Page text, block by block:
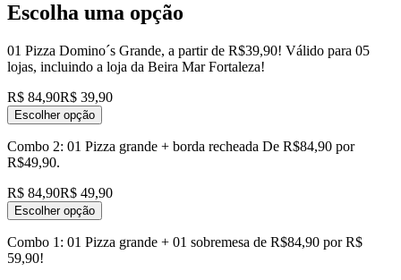
Escolha uma opção
01 Pizza Domino´s Grande, a partir de R$39,90! Válido para 05
lojas, incluindo a loja da Beira Mar Fortaleza!
R$ 84,90R$ 39,90
Escolher opção
Combo 2: 01 Pizza grande + borda recheada De R$84,90 por
R$49,90.
R$ 84,90R$ 49,90
Escolher opção
Combo 1: 01 Pizza grande + 01 sobremesa de R$84,90 por R$
59,90!